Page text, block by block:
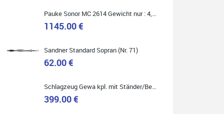
Ich bin super zufrieden mit meiner neuen Ukulele!
Einfach am Freitag vorbeigekommen, eben geklingelt
und top beraten worden. Ich würde den Besuch im
Quelle: Google-Rezension
1145.00 €
Sandner Standard Sopran (Nr. 71)
62.00 €
399.00 €